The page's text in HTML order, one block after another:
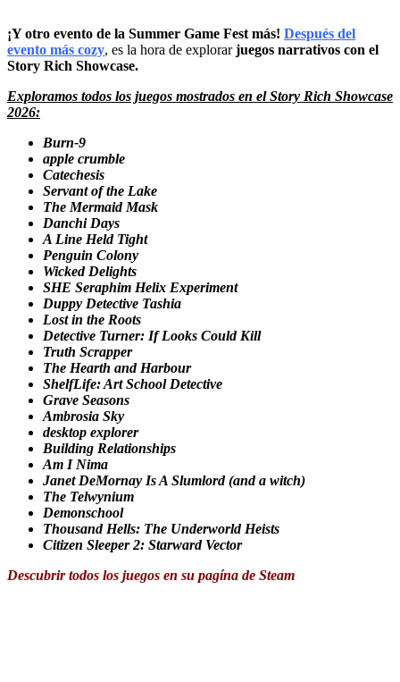
¡Y otro evento de la Summer Game Fest más! Después del
evento más cozy, es la hora de explorarjuegos narrativos con el
Story Rich Showcase.
Exploramos todos los juegos mostrados en el Story Rich Showcase
2026:
Burn-9
apple crumble
Catechesis
Servant of the Lake
The Mermaid Mask
Danchi Days
A Line Held Tight
Penguin Colony
Wicked Delights
SHE Seraphim Helix Experiment
Duppy Detective Tashia
Lost in the Roots
Detective Turner: If Looks Could Kill
Truth Scrapper
The Hearth and Harbour
ShelfLife: Art School Detective
Grave Seasons
Ambrosia Sky
desktop explorer
Building Relationships
Am I Nima
Janet DeMornay Is A Slumlord (and a witch)
The Telwynium
Demonschool
Thousand Hells: The Underworld Heists
Citizen Sleeper 2: Starward Vector
Descubrir todos los juegos en su pagína de Steam